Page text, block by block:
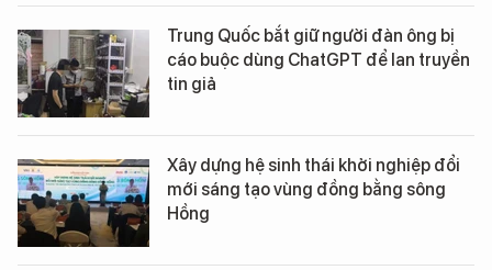
Trung Quốc bắt giữ người đàn ông bị
cáo buộc dùng ChatGPT để lan truyền
tin giả
Xây dựng hệ sinh thái khởi nghiệp đổi
mới sáng tạo vùng đồng bằng sông
Hồng